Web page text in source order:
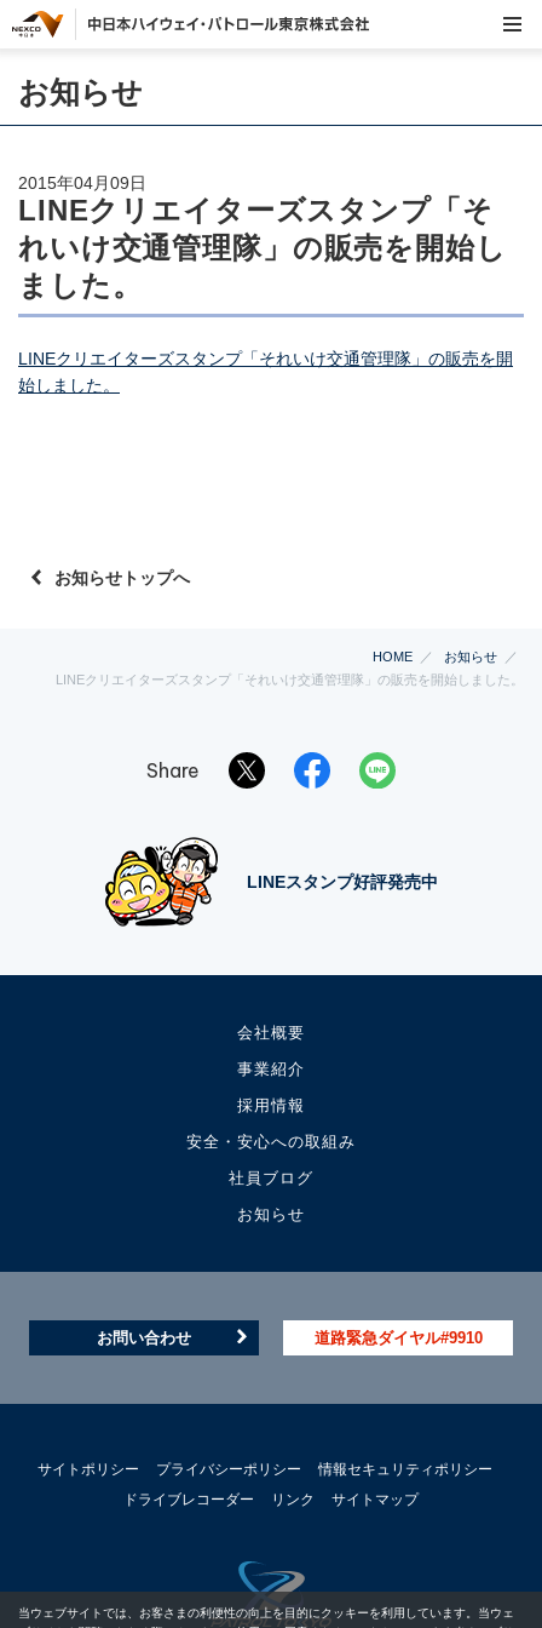
お知らせ
LINEクリエイターズスタンプ「そ
れいけ交通管理隊」の販売を開始し
ました。
2015年04月09日
LINEクリエイターズスタンプ「それいけ交通管理隊」の販売を開
始しました。
お知らせトップへ
HOME
お知らせ
LINEクリエイターズスタンプ「それいけ交通管理隊」の販売を開始しました。
Share
LINEスタンプ好評発売中
会社概要
事業紹介
採用情報
安全・安心への取組み
社員ブログ
お知らせ
お問い合わせ 道路緊急ダイヤル#9910
サイトポリシー プライバシーポリシー
情報セキュリティポリシー
ドライブレコーダー
リンク サイトマップ
当ウェブサイトでは、お客さまの利便性の向上を目的にクッキーを利用しています。当ウェ